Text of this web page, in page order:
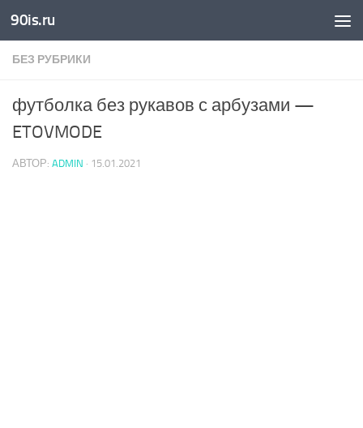
Skip to content
90is.ru
БЕЗ РУБРИКИ
футболка без рукавов с арбузами —
ETOVMODE
АВТОР: ADMIN · 15.01.2021